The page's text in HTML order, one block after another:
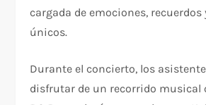
cargada de emociones,
únicos.
Durante el concierto, los
disfrutar de un recorrido musical